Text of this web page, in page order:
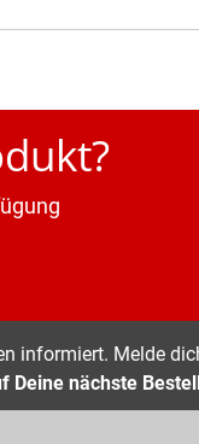
informiert. Melde
Deine nächste